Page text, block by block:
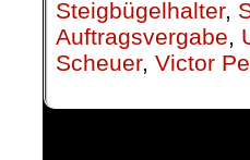
Steigbügelhalter,
Auftragsvergabe,
Scheuer, Victor